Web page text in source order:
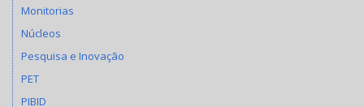
Monitorias
Núcleos
Pesquisa e Inovação
PET
PIBID